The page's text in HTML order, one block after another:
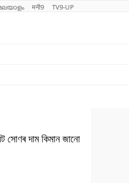
मनी9 TV9-UP
দাম কিমান জানো